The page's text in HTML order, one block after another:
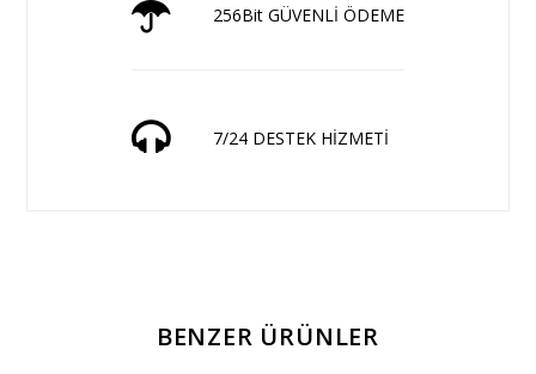
256Bit GÜVENLİ ÖDEME
7/24 DESTEK HİZMETİ
BENZER ÜRÜNLER